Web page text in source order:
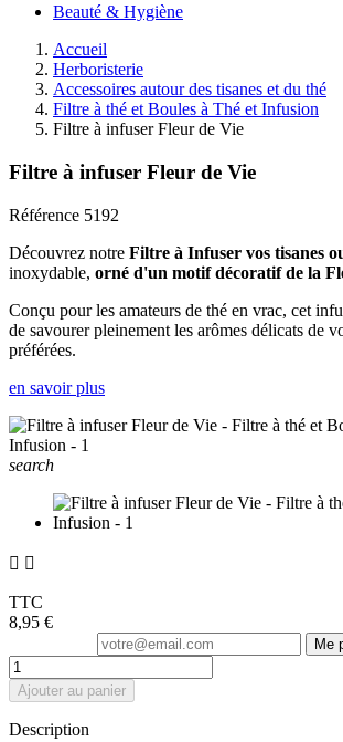
Beauté & Hygiène
Accueil
Herboristerie
Accessoires autour des tisanes et du thé
Filtre à thé et Boules à Thé et Infusion
Filtre à infuser Fleur de Vie
Filtre à infuser Fleur de Vie
Référence 5192
Découvrez notre Filtre à Infuser vos tisanes
inoxydable, orné d'un motif décoratif de la
Conçu pour les amateurs de thé en vrac, cet
de savourer pleinement les arômes délicats de
préférées.
en savoir plus
search
 
TTC
8,95 €
Me
Ajouter au panier
Description